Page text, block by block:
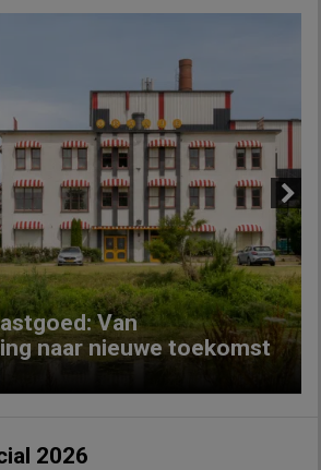
Van
naar nieuwe toekomst
Next
2026